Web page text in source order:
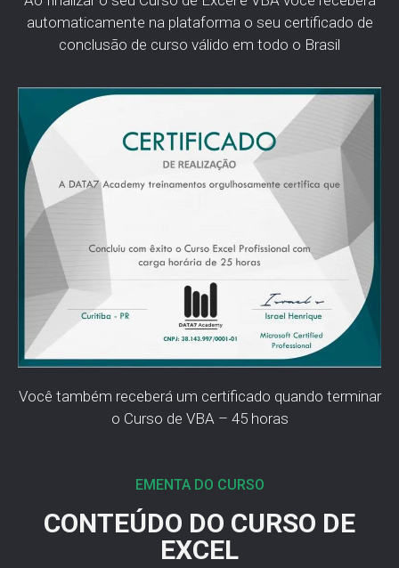
automaticamente na plataforma o seu certificado de
conclusão de curso válido em todo o Brasil
Você também receberá um certificado quando terminar
o Curso de VBA – 45 horas
EMENTA DO CURSO
CONTEÚDO DO CURSO DE
EXCEL